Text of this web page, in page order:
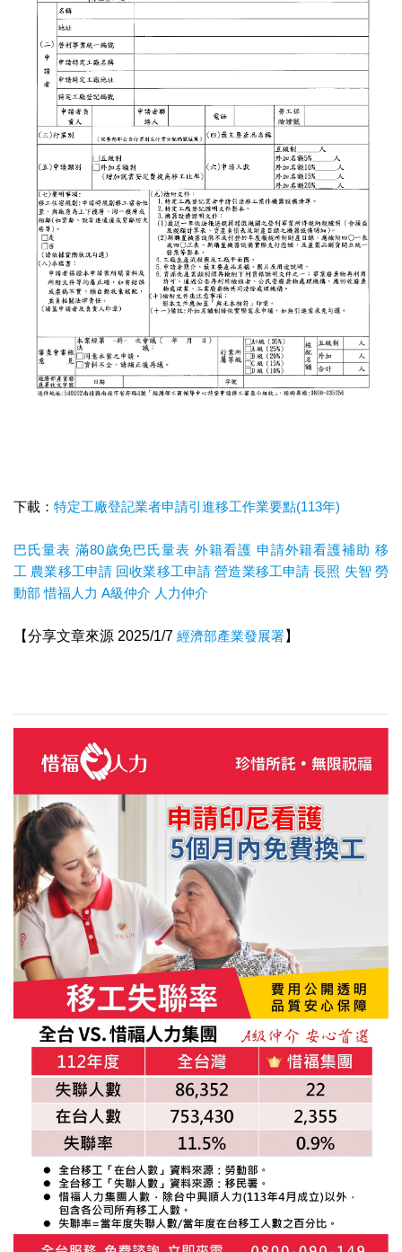
下載： 特定工廠登記業者申請引進移工作業要點(113年)
巴氏量表 滿80歲免巴氏量表 外籍看護 申請外籍看護補助 移
工 農業移工申請 回收業移工申請 營造業移工申請 長照 失智 勞
動部 惜福人力 A級仲介 人力仲介
【分享文章來源 2025/1/7 經濟部產業發展署】